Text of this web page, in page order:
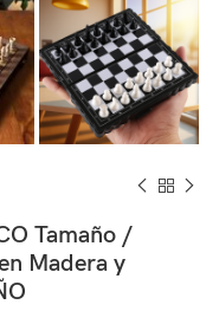
Tamaño /
Madera y